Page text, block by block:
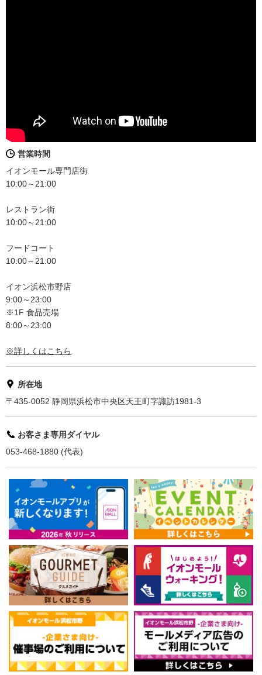
営業時間
イオンモール専門店街
10:00～21:00
レストラン街
10:00～21:00
フードコート
10:00～21:00
イオン浜松市野店
9:00～23:00
※1F 食品売場
8:00～23:00
※詳しくはこちら
所在地
〒435-0052 静岡県浜松市中央区天王町字諏訪1981-3
お客さま専用ダイヤル
053-468-1880 (代表)